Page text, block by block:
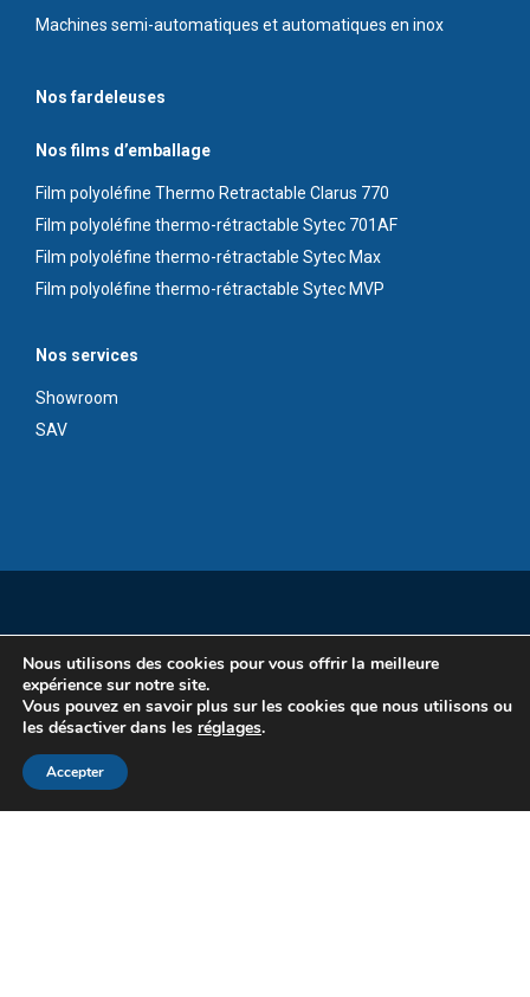
Machines semi-automatiques et automatiques en inox
Nos fardeleuses
Nos films d’emballage
Film polyoléfine Thermo Retractable Clarus 770
Film polyoléfine thermo-rétractable Sytec 701AF
Film polyoléfine thermo-rétractable Sytec Max
Film polyoléfine thermo-rétractable Sytec MVP
Nos services
Showroom
SAV
Nous utilisons des cookies pour vous offrir la meilleure
expérience sur notre site.
Vous pouvez en savoir plus sur les cookies que nous utilisons ou
les désactiver dans les réglages.
Accepter